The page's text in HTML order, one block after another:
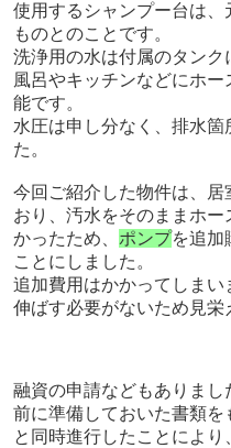
使用するシャンプー台は、
ものとのことです。
洗浄用の水は付属のタン
風呂やキッチンなどにホ
能です。
水圧は申し分なく、排水
た。
今回ご紹介した物件は、
おり、汚水をそのままホ
かったため、 ポンプを追加
ことにしました。
追加費用はかかってしま
伸ばす必要がないため見栄
融資の申請などもありま
前に準備しておいた書類
と同時進行したことによ